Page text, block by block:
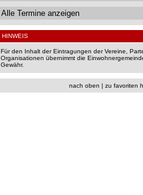
Alle Termine anzeigen
HINWEIS
Für den Inhalt der Eintragungen der Vereine,
Organisationen übernimmt die
Gewähr.
nach oben | zu favoriten